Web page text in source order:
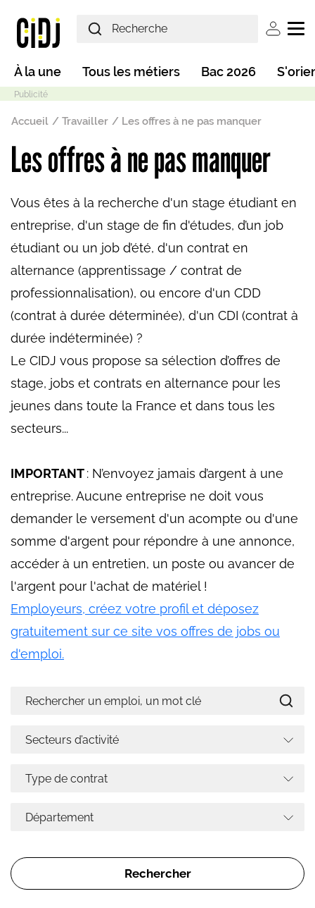
User
Main navigation
À la une Tous les métiers Bac 2026
Fil d'Ariane
Accueil Travailler Les offres à ne pas manquer
Les offres à ne pas manquer
Vous êtes à la recherche d'un stage étudiant en
entreprise, d'un stage de fin d'études, d’un job
étudiant ou un job d’été, d'un contrat en
alternance (apprentissage / contrat de
professionnalisation), ou encore d'un CDD
(contrat à durée déterminée), d'un CDI (contrat à
durée indéterminée) ?
Le CIDJ vous propose sa sélection d’offres de
stage, jobs et contrats en alternance pour les
jeunes dans toute la France et dans tous les
secteurs...
IMPORTANT: N’envoyez jamais d’argent à une
entreprise. Aucune entreprise ne doit vous
demander le versement d'un acompte ou d'une
somme d'argent pour répondre à une annonce,
accéder à un entretien, un poste ou avancer de
l'argent pour l'achat de matériel !
Employeurs, créez votre profil et déposez
gratuitement sur ce site vos offres de jobs ou
d'emploi.